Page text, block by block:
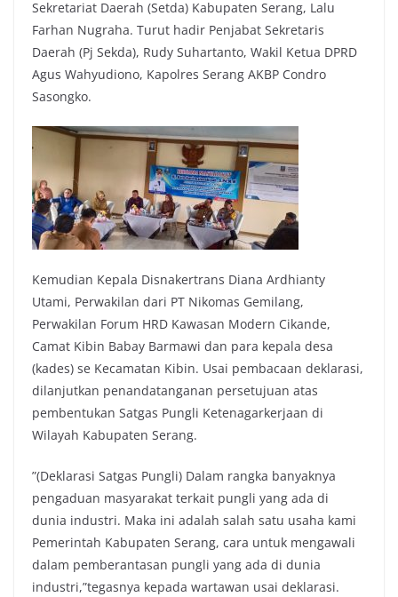
Sekretariat Daerah (Setda) Kabupaten Serang, Lalu
Farhan Nugraha. Turut hadir Penjabat Sekretaris
Daerah (Pj Sekda), Rudy Suhartanto, Wakil Ketua DPRD
Agus Wahyudiono, Kapolres Serang AKBP Condro
Sasongko.
Kemudian Kepala Disnakertrans Diana Ardhianty
Utami, Perwakilan dari PT Nikomas Gemilang,
Perwakilan Forum HRD Kawasan Modern Cikande,
Camat Kibin Babay Barmawi dan para kepala desa
(kades) se Kecamatan Kibin. Usai pembacaan deklarasi,
dilanjutkan penandatanganan persetujuan atas
pembentukan Satgas Pungli Ketenagarkerjaan di
Wilayah Kabupaten Serang.
”(Deklarasi Satgas Pungli) Dalam rangka banyaknya
pengaduan masyarakat terkait pungli yang ada di
dunia industri. Maka ini adalah salah satu usaha kami
Pemerintah Kabupaten Serang, cara untuk mengawali
dalam pemberantasan pungli yang ada di dunia
industri,”tegasnya kepada wartawan usai deklarasi.